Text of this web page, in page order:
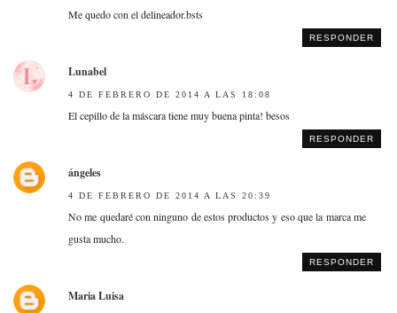
Me quedo con el delineador.bsts
RESPONDER
Lunabel
4 DE FEBRERO DE 2014 A LAS 18:08
El cepillo de la máscara tiene muy buena pinta! besos
RESPONDER
ángeles
4 DE FEBRERO DE 2014 A LAS 20:39
No me quedaré con ninguno de estos productos y eso que la marca me
gusta mucho.
RESPONDER
Maria Luisa